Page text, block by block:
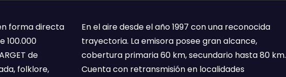
forma directa
100.000
de
folklore,
En el aire desde el año 1997 con una reconocida
trayectoria. La emisora posee gran alcance,
cobertura primaria 60 km, secundario hasta 80 km.
Cuenta con retransmisión en localidades